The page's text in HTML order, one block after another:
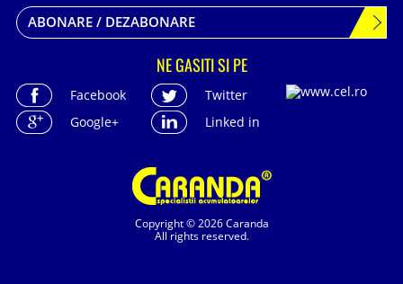
Copyright © 2026 Caranda
All rights reserved.
ABONARE / DEZABONARE
NE GASITI SI PE
Facebook
Twitter
Google+
Linked in